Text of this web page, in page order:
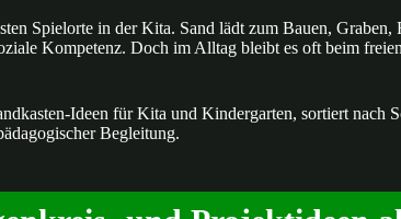
Spielorte in der Kita. Sand lädt zum Bauen,
Kompetenz. Doch im Alltag bleibt es oft beim
Ideen für Kita und Kindergarten, sortiert nach
Begleitung.